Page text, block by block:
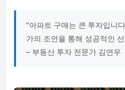
"아파트 구매는 큰 투자입니
가의 조언을 통해 성공적인
– 부동산 투자 전문가 김연우